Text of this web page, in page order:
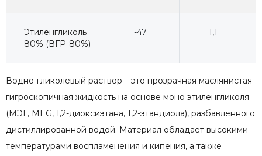
Этиленгликоль
80% (ВГР-80%)
-47 1,1
Водно-гликолевый раствор – это прозрачная маслянистая
гигроскопичная жидкость на основе моно этиленгликоля
(МЭГ, MEG, 1,2-диоксиэтана, 1,2-этандиола), разбавленного
дистиллированной водой. Материал обладает высокими
температурами воспламенения и кипения, а также